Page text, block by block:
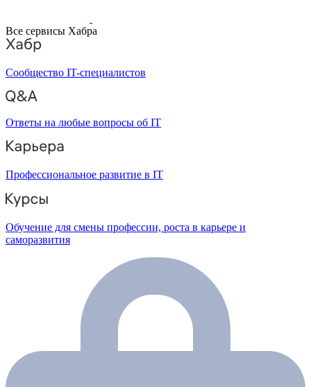
Все сервисы Хабра
Сообщество IT-специалистов
Ответы на любые вопросы об IT
Профессиональное развитие в IT
Обучение для смены профессии, роста в карьере и
саморазвития